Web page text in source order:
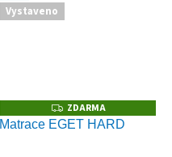
Vystaveno
Z
D
A
ZDARMA
Matrace EGET HARD